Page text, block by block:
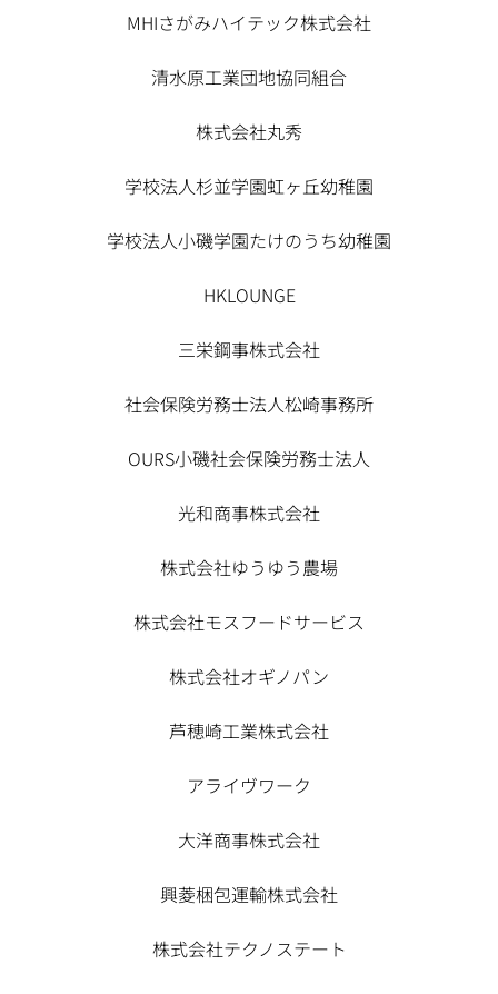
MHIさがみハイテック株式会社
清水原工業団地協同組合
株式会社丸秀
学校法人杉並学園虹ヶ丘幼稚園
学校法人小磯学園たけのうち幼稚園
HKLOUNGE
三栄鋼事株式会社
社会保険労務士法人松崎事務所
OURS小磯社会保険労務士法人
光和商事株式会社
株式会社ゆうゆう農場
株式会社モスフードサービス
株式会社オギノパン
芦穂崎工業株式会社
アライヴワーク
大洋商事株式会社
興菱梱包運輸株式会社
株式会社テクノステート